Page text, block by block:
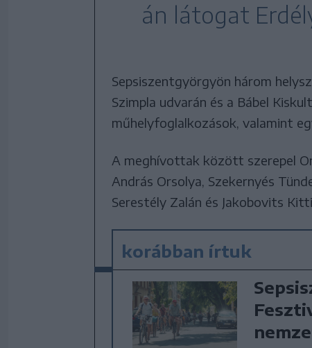
án látogat
Sepsiszentgyörgyön három
Szimpla udvarán és a Bábel
műhelyfoglalkozások, valamint
A meghívottak között szerepel
András Orsolya, Szekernyés
Serestély Zalán és Jakobovits
korábban írtuk